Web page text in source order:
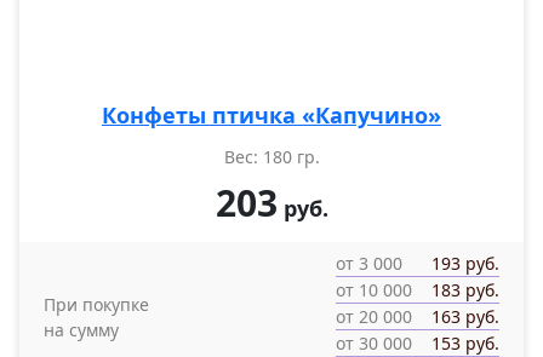
Конфеты птичка «Капучино»
Вес: 180 гр.
203 руб.
При покупке
на сумму
от 3 000
193 руб.
от 10 000
183 руб.
от 20 000
163 руб.
от 30 000
153 руб.